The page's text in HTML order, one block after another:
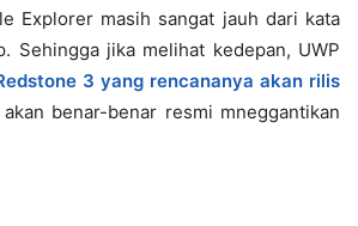
Explorer masih sangat jauh dari kata
Sehingga jika melihat kedepan, UWP
3 yang rencananya akan rilis
benar-benar resmi mneggantikan